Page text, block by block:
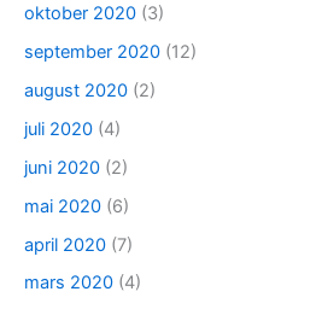
oktober 2020 (3)
september 2020 (12)
august 2020 (2)
juli 2020 (4)
juni 2020 (2)
mai 2020 (6)
april 2020 (7)
mars 2020 (4)